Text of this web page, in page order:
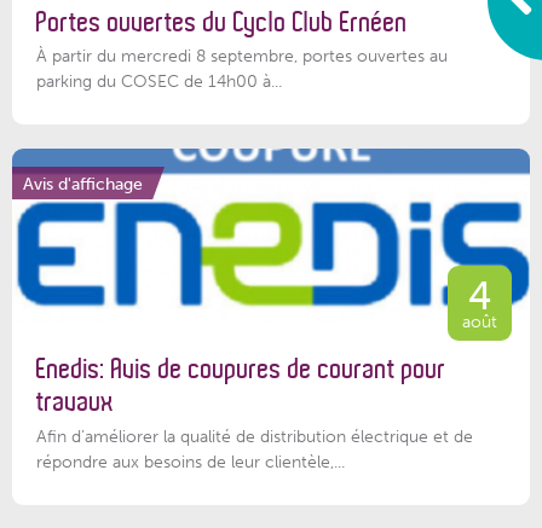
Portes ouvertes du Cyclo Club Ernéen
À partir du mercredi 8 septembre, portes ouvertes au
parking du COSEC de 14h00 à...
Avis d'affichage
4
août
Enedis: Avis de coupures de courant pour
travaux
Afin d’améliorer la qualité de distribution électrique et de
répondre aux besoins de leur clientèle,...